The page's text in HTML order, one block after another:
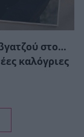
στο…
καλόγριες